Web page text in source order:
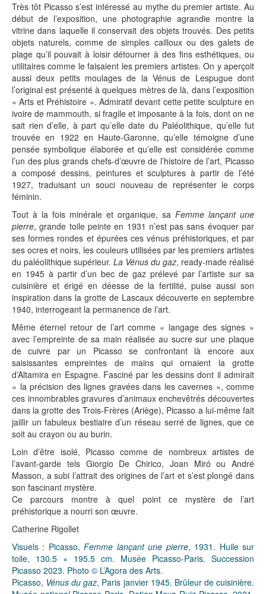
Très tôt Picasso s’est intéressé au mythe du premier artiste. Au
début de l’exposition, une photographie agrandie montre la
vitrine dans laquelle il conservait des objets trouvés. Des petits
objets naturels, comme de simples cailloux ou des galets de
plage qu’il pouvait à loisir détourner à des fins esthétiques, ou
utilitaires comme le faisaient les premiers artistes. On y aperçoit
aussi deux petits moulages de la Vénus de Lespugue dont
l’original est présenté à quelques mètres de là, dans l’exposition
« Arts et Préhistoire ». Admiratif devant cette petite sculpture en
ivoire de mammouth, si fragile et imposante à la fois, dont on ne
sait rien d’elle, à part qu’elle date du Paléolithique, qu’elle fut
trouvée en 1922 en Haute-Garonne, qu’elle témoigne d’une
pensée symbolique élaborée et qu’elle est considérée comme
l’un des plus grands chefs-d’œuvre de l’histoire de l’art, Picasso
a composé dessins, peintures et sculptures à partir de l’été
1927, traduisant un souci nouveau de représenter le corps
féminin.
Tout à la fois minérale et organique, sa Femme lançant une
pierre, grande toile peinte en 1931 n’est pas sans évoquer par
ses formes rondes et épurées ces vénus préhistoriques, et par
ses ocres et noirs, les couleurs utilisées par les premiers artistes
du paléolithique supérieur. La Vénus du gaz, ready-made réalisé
en 1945 à partir d’un bec de gaz prélevé par l’artiste sur sa
cuisinière et érigé en déesse de la fertilité, puise aussi son
inspiration dans la grotte de Lascaux découverte en septembre
1940, interrogeant la permanence de l’art.
Même éternel retour de l’art comme « langage des signes »
avec l’empreinte de sa main réalisée au sucre sur une plaque
de cuivre par un Picasso se confrontant là encore aux
saisissantes empreintes de mains qui ornaient la grotte
d’Altamira en Espagne. Fasciné par les dessins dont il admirait
« la précision des lignes gravées dans les cavernes », comme
ces innombrables gravures d’animaux enchevêtrés découvertes
dans la grotte des Trois-Frères (Ariège), Picasso a lui-même fait
jaillir un fabuleux bestiaire d’un réseau serré de lignes, que ce
soit au crayon ou au burin.
Loin d’être isolé, Picasso comme de nombreux artistes de
l’avant-garde tels Giorgio De Chirico, Joan Miró ou André
Masson, a subi l’attrait des origines de l’art et s’est plongé dans
son fascinant mystère.
Ce parcours montre à quel point ce mystère de l’art
préhistorique a nourri son œuvre.
Catherine Rigollet
Visuels : Picasso,Femme lançant une pierre, 1931. Huile sur
toile, 130.5 × 195.5 cm. Musée Picasso-Paris. Succession
Picasso 2023. Photo © L’Agora des Arts.
Picasso, Vénus du gaz, Paris janvier 1945. Brûleur de cuisinière.